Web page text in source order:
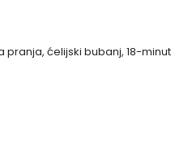
pranja, ćelijski bubanj, 18-